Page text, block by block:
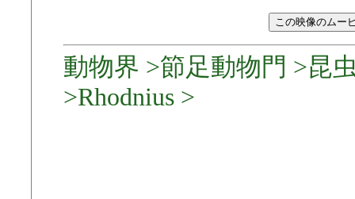
動物界 >節足動物門 >昆
>Rhodnius >